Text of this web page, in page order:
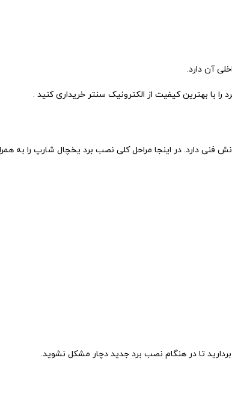
آن دارد.
با بهترین کیفیت از الکترونیک سنتر خریداری کنید .
دارد. در اینجا مراحل کلی نصب برد یخچال شارپ را به
تا در هنگام نصب برد جدید دچار مشکل نشوید.